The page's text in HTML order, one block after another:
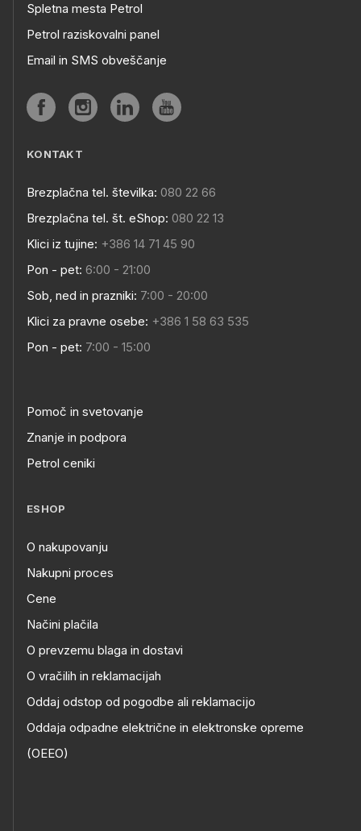
Spletna mesta Petrol
Petrol raziskovalni panel
Email in SMS obveščanje
KONTAKT
Brezplačna tel. številka: 080 22 66
Brezplačna tel. št. eShop: 080 22 13
Klici iz tujine: +386 14 71 45 90
Pon - pet: 6:00 - 21:00
Sob, ned in prazniki: 7:00 - 20:00
Klici za pravne osebe: +386 1 58 63 535
Pon - pet: 7:00 - 15:00
Pomoč in svetovanje
Znanje in podpora
Petrol ceniki
ESHOP
O nakupovanju
Nakupni proces
Cene
Načini plačila
O prevzemu blaga in dostavi
O vračilih in reklamacijah
Oddaj odstop od pogodbe ali reklamacijo
Oddaja odpadne električne in elektronske opreme
(OEEO)